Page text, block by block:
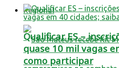
Regional
Qualificar ES –
quase 10 mil vagas
como participar